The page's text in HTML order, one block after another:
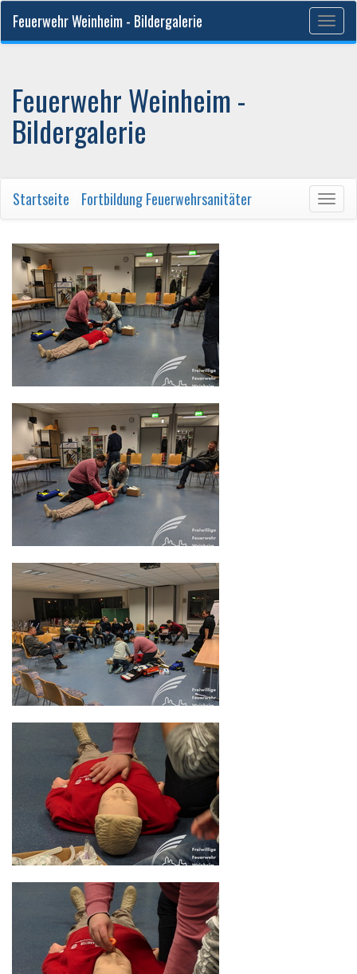
Feuerwehr Weinheim - Bildergalerie
Feuerwehr Weinheim -
Bildergalerie
Startseite Fortbildung Feuerwehrsanitäter